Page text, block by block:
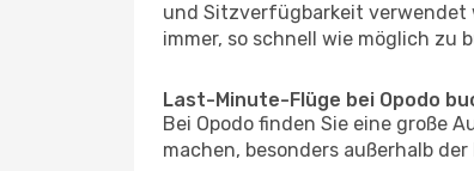
und Sitzverfügbarkeit verwendet
immer, so schnell wie möglich zu
Last-Minute-Flüge bei Opodo
Bei Opodo finden Sie eine große
machen, besonders außerhalb